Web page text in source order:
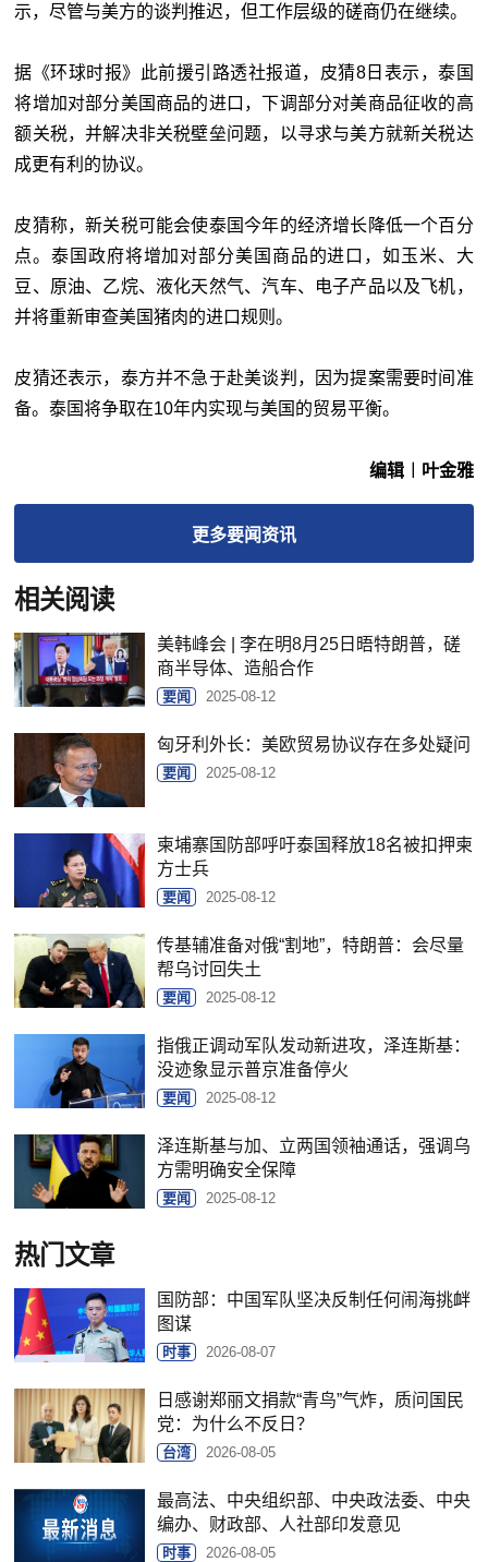
示，尽管与美方的谈判推迟，但工作层级的磋商仍在继续。
据《环球时报》此前援引路透社报道，皮猜8日表示，泰国
将增加对部分美国商品的进口，下调部分对美商品征收的高
额关税，并解决非关税壁垒问题，以寻求与美方就新关税达
成更有利的协议。
皮猜称，新关税可能会使泰国今年的经济增长降低一个百分
点。泰国政府将增加对部分美国商品的进口，如玉米、大
豆、原油、乙烷、液化天然气、汽车、电子产品以及飞机，
并将重新审查美国猪肉的进口规则。
皮猜还表示，泰方并不急于赴美谈判，因为提案需要时间准
备。泰国将争取在10年内实现与美国的贸易平衡。
编辑︱叶金雅
更多要闻资讯
相关阅读
美韩峰会 | 李在明8月25日晤特朗普，磋
商半导体、造船合作
要闻 2025-08-12
匈牙利外长：美欧贸易协议存在多处疑问
要闻 2025-08-12
柬埔寨国防部呼吁泰国释放18名被扣押柬
方士兵
要闻 2025-08-12
传基辅准备对俄“割地”，特朗普：会尽量
帮乌讨回失土
要闻 2025-08-12
指俄正调动军队发动新进攻，泽连斯基：
没迹象显示普京准备停火
要闻 2025-08-12
泽连斯基与加、立两国领袖通话，强调乌
方需明确安全保障
要闻 2025-08-12
热门文章
国防部：中国军队坚决反制任何闹海挑衅
图谋
时事 2026-08-07
日感谢郑丽文捐款“青鸟”气炸，质问国民
党：为什么不反日？
台湾 2026-08-05
最高法、中央组织部、中央政法委、中央
编办、财政部、人社部印发意见
时事 2026-08-05